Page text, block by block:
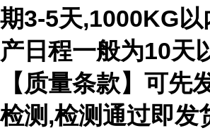
期3-5天,1000KG以
产日程一般为10天
【质量条款】可先
检测,检测通过即发